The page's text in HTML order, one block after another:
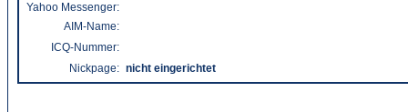
Yahoo Messenger:
AIM-Name:
ICQ-Nummer:
Nickpage: nicht eingerichtet